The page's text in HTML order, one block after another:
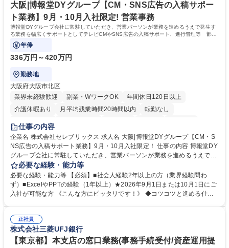
を込めてコミュニケーションをとりながら広報関連業務を行っておりま
す。 学歴・資格 学歴：大学院 大学 高専 短大 専修学校 高校 語学力： 資
格：
大阪|博報堂DYグループ【CM・SNS広告の入稿サポー
ト業務】9月・10月入社限定! 営業事務
博報堂DYグループ会社に常駐していただき、営業パーソンが業務を進めるうえで発生す
る業務を幅広くサポートとしてテレビCMやSNS広告の入稿サポート、進行管理等 部内
アシスタントとしての業務をお任せします。
年俸
336万円～420万円
勤務地
大阪府大阪市北区
業界未経験歓迎
副業・WワークOK
年間休日120日以上
介護休暇あり
月平均残業時間20時間以内
転勤なし
未経験者歓迎
完全週休2日制
交通費支給 駅近5分以内
仕事の内容
企業名 株式会社セレブリックス 求人名 大阪|博報堂DYグループ【CM・S
NS広告の入稿サポート業務】9月・10月入社限定！ 仕事の内容 博報堂DY
グループ会社に常駐していただき、営業パーソンが業務を進めるうえで発
生する業務を幅広くサポートとしてテレビCMやSNS広告の入稿サポー
ト、進行管理等 部内アシスタントとしての業務をお任せします。 ◆得意
先との定例資料作成 ◆競合調査 ◆広告出稿の進行管理、確認 ◆広告出稿
後のデータ抽出と効果測定、資料作成 ◆TVCM放送枠の情報管理、不備確
ール対応 ◆常駐先に向けた事業拡大の提案 など 募集職種 大阪|博報堂DY
グループ【CM・SNS広告の入稿サポート業務】9月・10月入社限定！
必要な経験・能力等
必要な経験・能力等 【必須】■社会人経験2年以上の方（業界経験問わ
ず）■ExcelやPPTの経験（1年以上）★2026年9月1日または10月1日にご
入社が可能な方 《こんな方にピッタリです！》 ◆コツコツと進める仕事
ャリア・スキルUPを目指したい方 学歴・資格 学歴：大学院 大学 高専 短
大 専修学校 高校 語学力： 資格：
正社員
株式会社三菱UFJ銀行
【東京都】本支店の窓口業務(事務手続受付/資産運用提